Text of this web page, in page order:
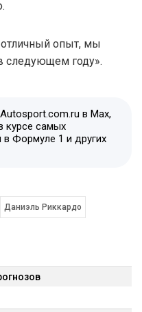
опыт, мы
следующем году».
в Max,
курсе самых
в Формуле 1 и других
Даниэль Риккардо